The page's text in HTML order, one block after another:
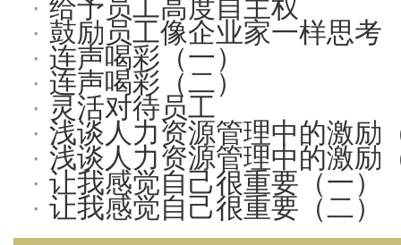
· 给予员工高度自主权
· 鼓励员工像企业家一样思考
· 连声喝彩（一）
· 连声喝彩（二）
· 灵活对待员工
· 浅谈人力资源管理中的激励
· 浅谈人力资源管理中的激励
· 让我感觉自己很重要（一）
· 让我感觉自己很重要（二）